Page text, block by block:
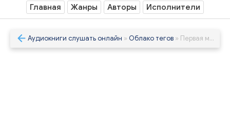
Главная Жанры Авторы Исполнители
Аудиокниги слушать онлайн » Облако тегов » Первая мировая война